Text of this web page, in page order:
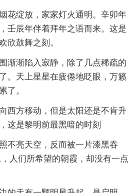
绽放，家家灯火通明。辛卯年
壬辰年伴着拜年之语而来。这是
欣鼓舞之刻。
渐陷入寂静，除了几点稀疏的
。天上星星在疲倦地眨眼，万籁
了。
方移动，但是太阳还是不肯升
这是黎明前最黑暗的时刻
亮天空，反而被一片漆黑吞
人们所希望的朝霞，却没有一点